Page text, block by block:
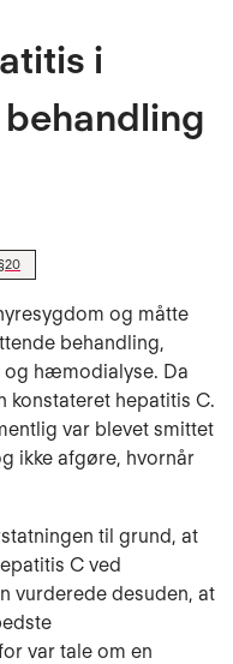
i
og måtte
behandling,
og hæmodialyse. Da
konstateret hepatitis C.
var blevet smittet
ikke afgøre, hvornår
til grund, at
C ved
vurderede desuden, at
var tale om en